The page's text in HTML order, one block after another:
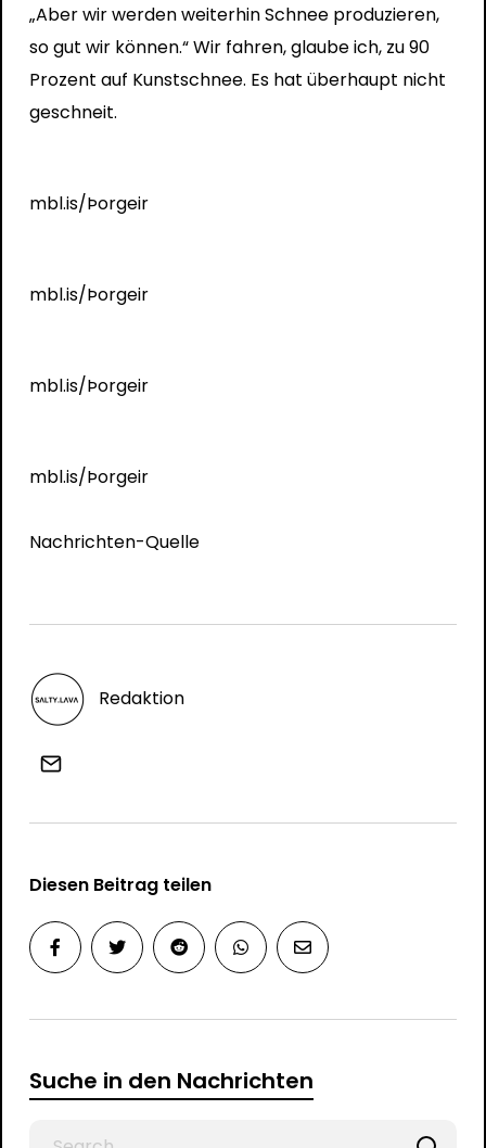
„Aber wir werden weiterhin Schnee produzieren,
so gut wir können.“ Wir fahren, glaube ich, zu 90
Prozent auf Kunstschnee. Es hat überhaupt nicht
geschneit.
mbl.is/Þorgeir
mbl.is/Þorgeir
mbl.is/Þorgeir
mbl.is/Þorgeir
Nachrichten-Quelle
Redaktion
Diesen Beitrag teilen
Suche in den Nachrichten